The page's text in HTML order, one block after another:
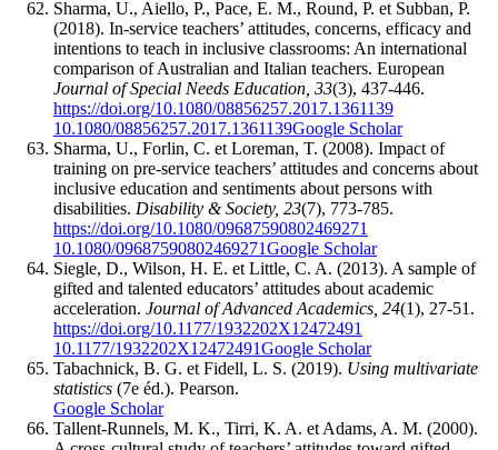
Sharma, U., Aiello, P., Pace, E. M., Round, P. et Subban, P.
(2018). In-service teachers’ attitudes, concerns, efficacy and
intentions to teach in inclusive classrooms: An international
comparison of Australian and Italian teachers. European
Journal of Special Needs Education, 33(3), 437-446.
https://doi.org/10.1080/08856257.2017.1361139
10.1080/08856257.2017.1361139Google Scholar
Sharma, U., Forlin, C. et Loreman, T. (2008). Impact of
training on pre-service teachers’ attitudes and concerns about
inclusive education and sentiments about persons with
disabilities. Disability & Society, 23(7), 773-785.
https://doi.org/10.1080/09687590802469271
10.1080/09687590802469271Google Scholar
Siegle, D., Wilson, H. E. et Little, C. A. (2013). A sample of
gifted and talented educators’ attitudes about academic
acceleration. Journal of Advanced Academics, 24(1), 27-51.
https://doi.org/10.1177/1932202X12472491
10.1177/1932202X12472491Google Scholar
Tabachnick, B. G. et Fidell, L. S. (2019). Using multivariate
statistics (7e éd.). Pearson.
Google Scholar
Tallent-Runnels, M. K., Tirri, K. A. et Adams, A. M. (2000).